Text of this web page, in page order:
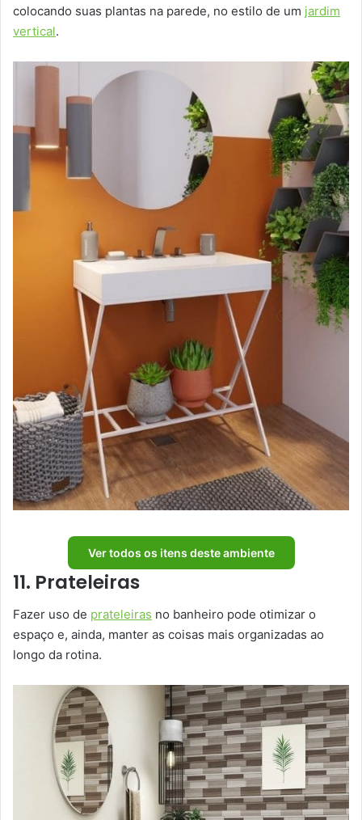
colocando suas plantas na parede, no estilo de um jardim
vertical.
Ver todos os itens deste ambiente
11. Prateleiras
Fazer uso de prateleiras no banheiro pode otimizar o
espaço e, ainda, manter as coisas mais organizadas ao
longo da rotina.